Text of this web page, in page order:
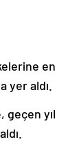
en
yer aldı.
geçen yıl